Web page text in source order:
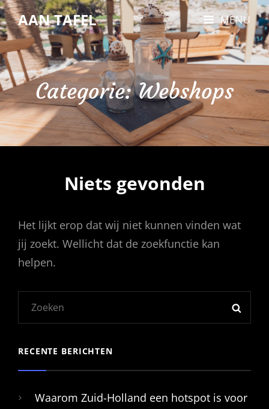
AAN TAFEL MENU
Categorie:Webshops
Niets gevonden
Het lijkt erop dat wij niet kunnen vinden wat
jij zoekt. Wellicht dat de zoekfunctie kan
helpen.
RECENTE BERICHTEN
Waarom Zuid-Holland een hotspot is voor